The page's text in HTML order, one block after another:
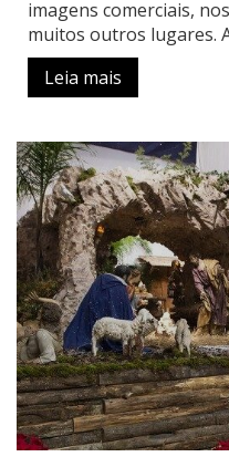
imagens comerciais,
muitos outros lugares.
Leia mais